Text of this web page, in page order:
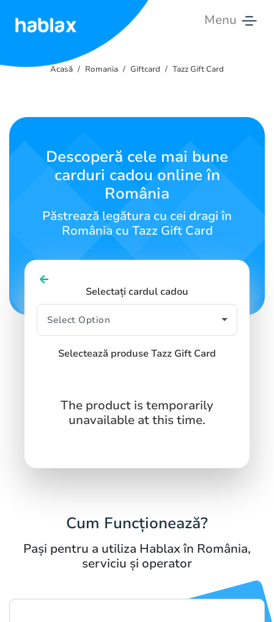
Menu
Contactează-
Acasă Romania Giftcard Tazz Gift Card
Descoperă cele mai bune
carduri cadou online în
România
Păstrează legătura cu cei dragi în
România cu Tazz Gift Card
Selectați cardul cadou
Selectează produse Tazz Gift Card
The product is temporarily
unavailable at this time.
Cum Funcționează?
Pași pentru a utiliza Hablax în România,
serviciu și operator